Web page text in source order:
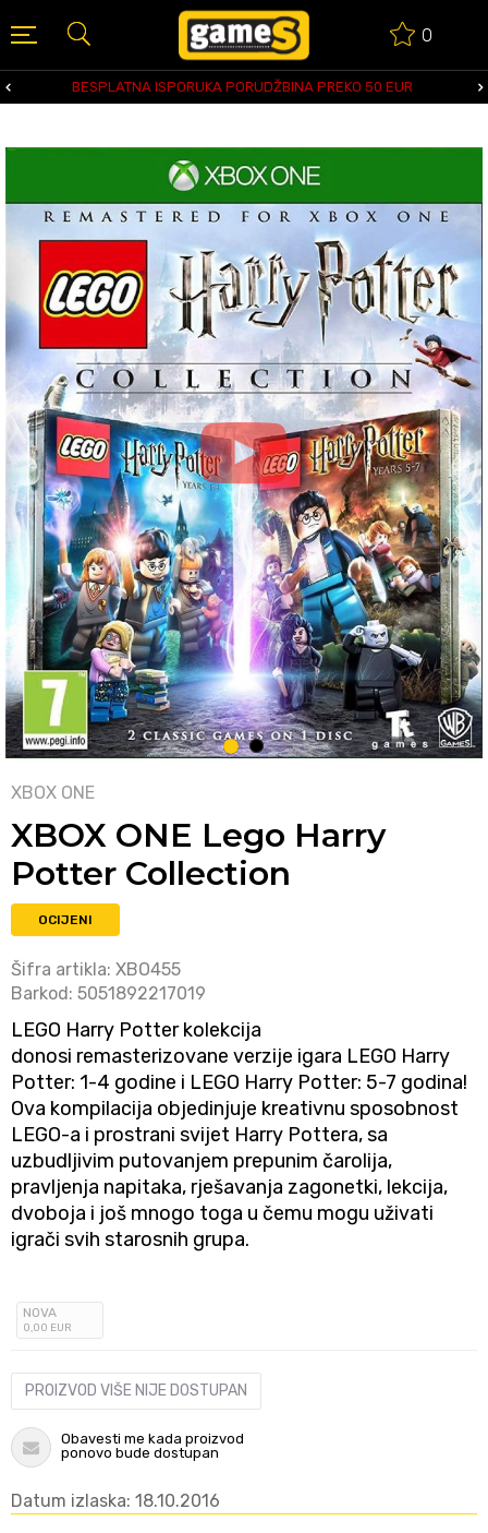
0
BESPLATNA ISPORUKA PORUDŽBINA PREKO 50 EUR
1 2
XBOX ONE
XBOX ONE Lego Harry
Potter Collection
OCIJENI
Šifra artikla: XBO455
Barkod: 5051892217019
LEGO Harry Potter kolekcija
donosi remasterizovane verzije igara LEGO Harry
Potter: 1-4 godine i LEGO Harry Potter: 5-7 godina!
Ova kompilacija objedinjuje kreativnu sposobnost
LEGO-a i prostrani svijet Harry Pottera, sa
uzbudljivim putovanjem prepunim čarolija,
pravljenja napitaka, rješavanja zagonetki, lekcija,
dvoboja i još mnogo toga u čemu mogu uživati
igrači svih starosnih grupa.
NOVA
0,00 EUR
PROIZVOD VIŠE NIJE DOSTUPAN
Obavesti me kada proizvod
ponovo bude dostupan
Datum izlaska: 18.10.2016